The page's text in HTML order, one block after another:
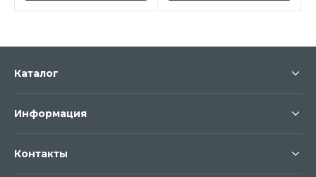
Каталог
Информация
Контакты